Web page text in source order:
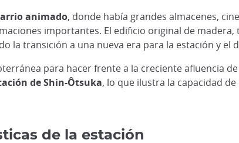
animado, donde había grandes almacenes,
importantes. El edificio original de
la transición a una nueva era para la estación y el
para hacer frente a la creciente afluencia
de Shin-Ôtsuka, lo que ilustra la capacidad
de la estación